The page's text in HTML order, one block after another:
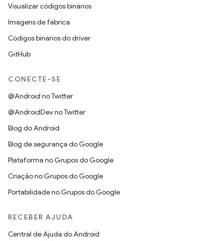
Visualizar códigos binários
Imagens de fábrica
Códigos binários do driver
GitHub
CONECTE-SE
@Android no Twitter
@AndroidDev no Twitter
Blog do Android
Blog de segurança do Google
Plataforma no Grupos do Google
Criação no Grupos do Google
Portabilidade no Grupos do Google
RECEBER AJUDA
Central de Ajuda do Android